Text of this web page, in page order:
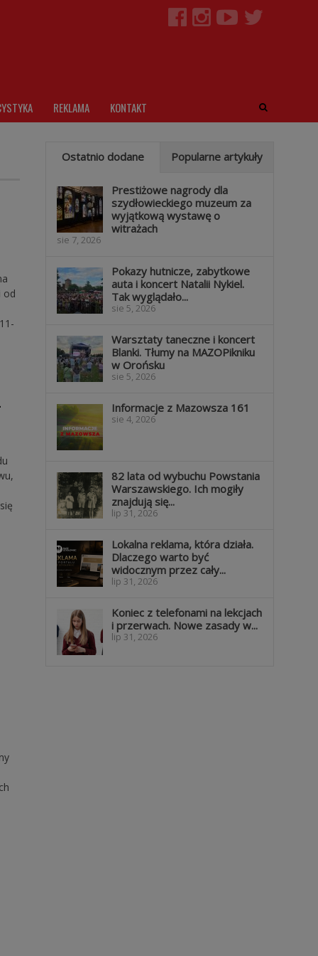
REKLAMA KONTAKT
od
Ostatnio dodane Popularne artykuły
Prestiżowe nagrody dla
szydłowieckiego muzeum za
wyjątkową wystawę o
witrażach
sie 7, 2026
Pokazy hutnicze, zabytkowe
auta i koncert Natalii Nykiel.
Tak wyglądało...
sie 5, 2026
Warsztaty taneczne i koncert
Blanki. Tłumy na MAZOPikniku
w Orońsku
sie 5, 2026
Informacje z Mazowsza 161
sie 4, 2026
82 lata od wybuchu Powstania
Warszawskiego. Ich mogiły
znajdują się...
lip 31, 2026
Lokalna reklama, która działa.
Dlaczego warto być
widocznym przez cały...
lip 31, 2026
Koniec z telefonami na lekcjach
i przerwach. Nowe zasady w...
lip 31, 2026